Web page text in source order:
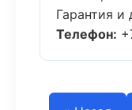
Гарантия и
Телефон: